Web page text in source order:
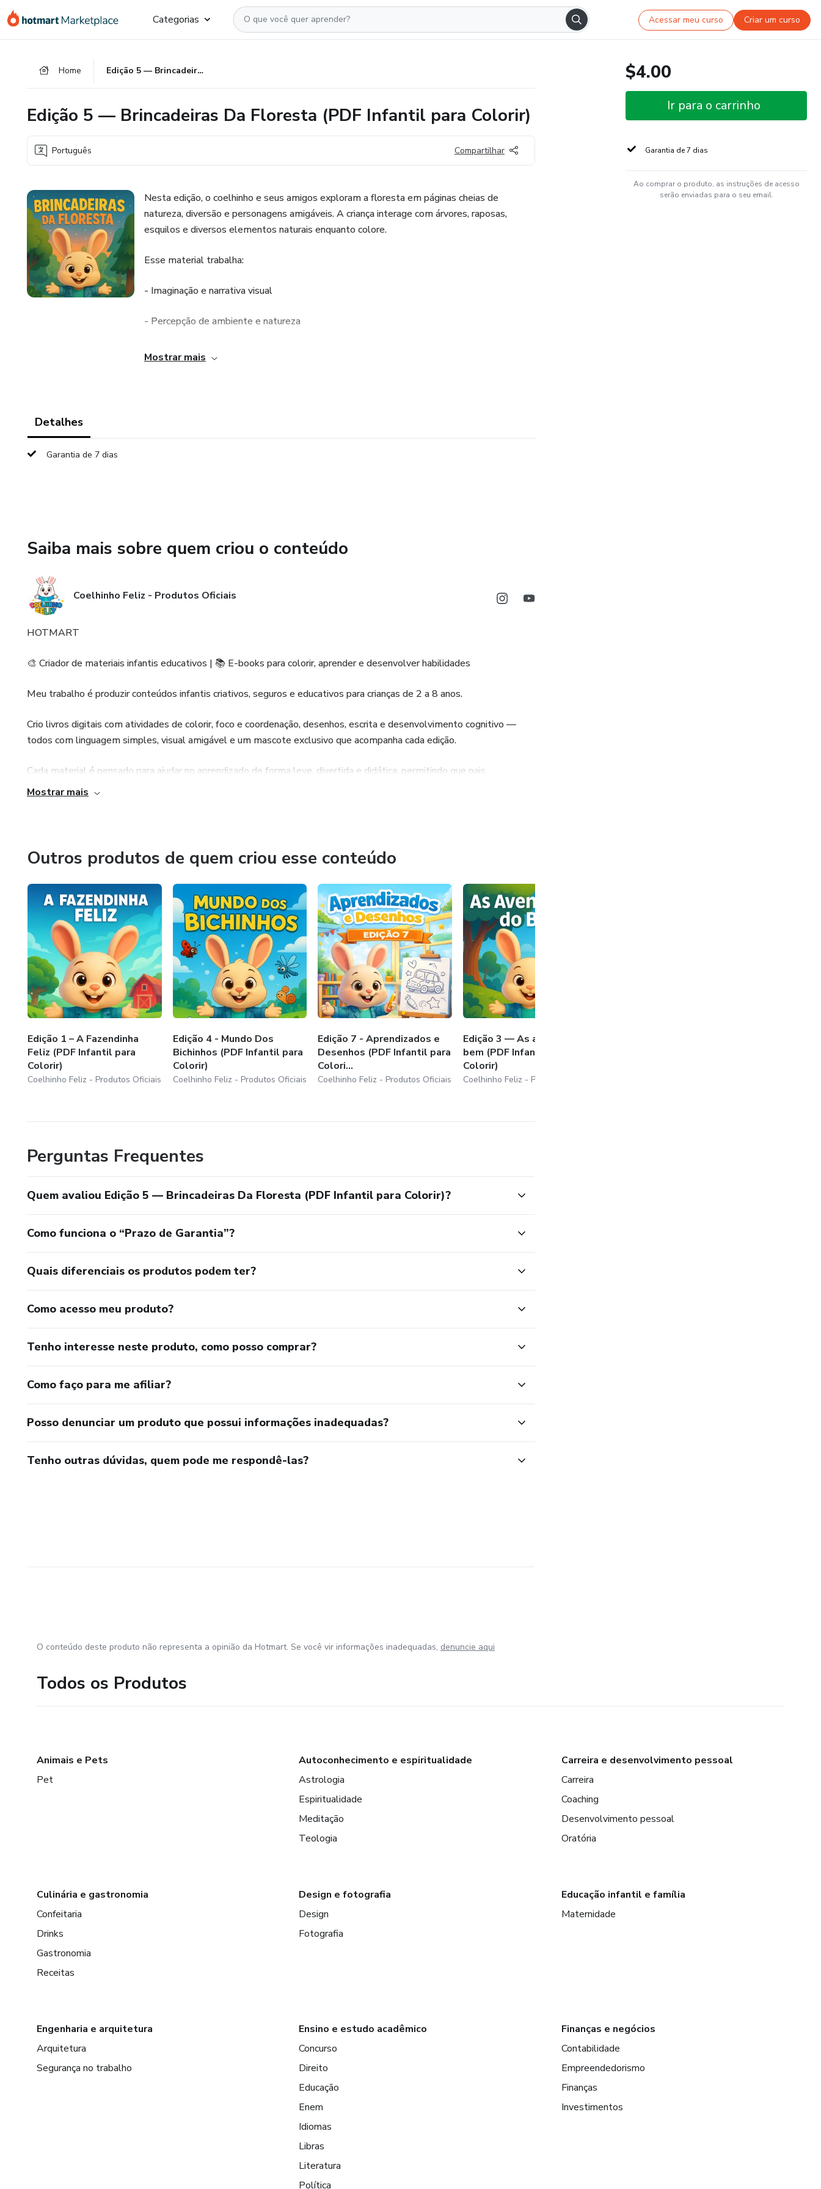
para
para
para
Categorias Acessar meu curso Criar um curso
Home Edição 5 — Brincadeiras Da Floresta (PDF Infantil para Colorir)
Edição 5 — Brincadeiras Da Floresta (PDF Infantil para Colorir)
Português Compartilhar
Nesta edição, o coelhinho e seus amigos exploram a floresta em páginas cheias de
natureza, diversão e personagens amigáveis. A criança interage com árvores, raposas,
esquilos e diversos elementos naturais enquanto colore.
Esse material trabalha:
- Imaginação e narrativa visual
- Percepção de ambiente e natureza
- Conexão com temas ecológicos
Mostrar mais
Detalhes
Garantia de 7 dias
Saiba mais sobre quem criou o conteúdo
Coelhinho Feliz - Produtos Oficiais
HOTMART
🎨 Criador de materiais infantis educativos | 📚 E-books para colorir, aprender e desenvolver habilidades
Meu trabalho é produzir conteúdos infantis criativos, seguros e educativos para crianças de 2 a 8 anos.
Crio livros digitais com atividades de colorir, foco e coordenação, desenhos, escrita e desenvolvimento cognitivo —
todos com linguagem simples, visual amigável e um mascote exclusivo que acompanha cada edição.
Cada material é pensado para ajudar no aprendizado de forma leve, divertida e didática, permitindo que pais,
responsáveis e professores tenham acesso a conteúdos prontos para imprimir e usar no dia a dia.
Seja bem-vindo(a)! Fique à vontade para explorar nossas coleções e proporcionar aprendizado com diversão para os
Mostrar mais
Outros produtos de quem criou esse conteúdo
Edição 1 – A Fazendinha
Feliz (PDF Infantil para
Colorir)
Coelhinho Feliz - Produtos Oficiais
Edição 4 - Mundo Dos
Bichinhos (PDF Infantil para
Colorir)
Coelhinho Feliz - Produtos Oficiais
Edição 7 - Aprendizados e
Desenhos (PDF Infantil para
Colori...
Coelhinho Feliz - Produtos Oficiais
Edição 3 — As aventuras do
bem (PDF Infantil para
Colorir)
Coelhinho Feliz - Produtos Oficiais
Perguntas Frequentes
Quem avaliou Edição 5 — Brincadeiras Da Floresta (PDF Infantil para Colorir)?
Como funciona o “Prazo de Garantia”?
Quais diferenciais os produtos podem ter?
Como acesso meu produto?
Tenho interesse neste produto, como posso comprar?
Como faço para me afiliar?
Posso denunciar um produto que possui informações inadequadas?
Tenho outras dúvidas, quem pode me respondê-las?
$4.00
Ir para o carrinho
Garantia de 7 dias
Ao comprar o produto, as instruções de acesso
serão enviadas para o seu email.
O conteúdo deste produto não representa a opinião da Hotmart. Se você vir informações inadequadas, denuncie aqui
Todos os Produtos
Animais e Pets
Pet
Autoconhecimento e espiritualidade
Astrologia
Espiritualidade
Meditação
Teologia
Carreira e desenvolvimento pessoal
Carreira
Coaching
Desenvolvimento pessoal
Oratória
Culinária e gastronomia
Confeitaria
Drinks
Gastronomia
Receitas
Design e fotografia
Design
Fotografia
Educação infantil e família
Maternidade
Engenharia e arquitetura
Arquitetura
Segurança no trabalho
Ensino e estudo acadêmico
Concurso
Direito
Educação
Enem
Idiomas
Libras
Literatura
Política
Finanças e negócios
Contabilidade
Empreendedorismo
Finanças
Investimentos